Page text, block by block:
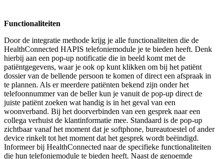
Functionaliteiten
Door de integratie methode krijg je alle functionaliteiten die de
HealthConnected HAPIS telefoniemodule je te bieden heeft. Denk
hierbij aan een pop-up notificatie die in beeld komt met de
patiëntgegevens, waar je ook op kunt klikken om bij het patiënt
dossier van de bellende persoon te komen of direct een afspraak in
te plannen. Als er meerdere patiënten bekend zijn onder het
telefoonnummer van de beller kun je vanuit de pop-up direct de
juiste patiënt zoeken wat handig is in het geval van een
woonverband. Bij het doorverbinden van een gesprek naar een
collega verhuist de klantinformatie mee. Standaard is de pop-up
zichtbaar vanaf het moment dat je softphone, bureautoestel of ander
device rinkelt tot het moment dat het gesprek wordt beëindigd.
Informeer bij HealthConnected naar de specifieke functionaliteiten
die hun telefoniemodule te bieden heeft. Naast de genoemde